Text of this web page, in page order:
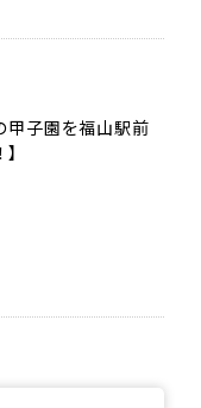
甲子園を福山駅前